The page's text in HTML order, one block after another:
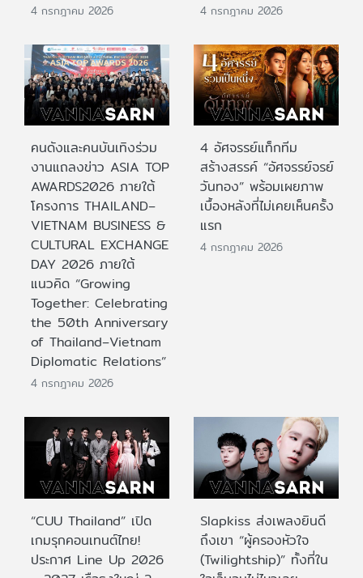
4 กรกฎาคม 2026 4 กรกฎาคม 2026
คนดังและคนบันเทิงร่วม
งานแถลงข่าว ASIA TOP
AWARDS2026 ภายใต้
โครงการ THAILAND–
VIETNAM BUSINESS &
CULTURAL EXCHANGE
DAY 2026 ภายใต้
แนวคิด “Growing
Together: Celebrating
the 50th Anniversary
of Thailand–Vietnam
Diplomatic Relations”
4 กรกฎาคม 2026
4 อัศจรรย์แท็กทีม
สร้างสรรค์ “อัศจรรย์จรย์
วันทอง” พร้อมเผยภาพ
เบื้องหลังที่ไม่เคยเห็นครั้ง
แรก
4 กรกฎาคม 2026
“CUU Thailand” เปิด
เกมรุกคอนเทนต์ไทย!
ประกาศ Line Up 2026
Slapkiss ส่งเพลงยินดี
ถึงเขา “ผู้ครองหัวใจ
(Twilightship)” ทั้งที่ใน